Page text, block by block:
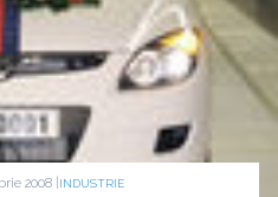
2008 | INDUSTRIE